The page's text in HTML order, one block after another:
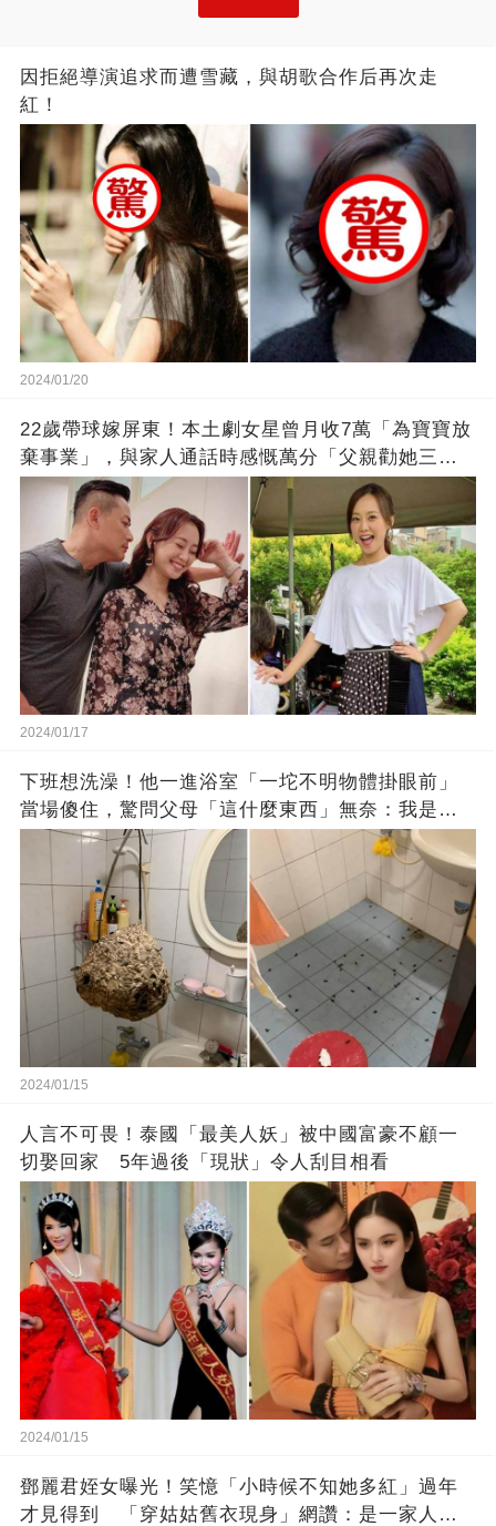
因拒絕導演追求而遭雪藏，與胡歌合作后再次走
紅！
2024/01/20
22歲帶球嫁屏東！本土劇女星曾月收7萬「為寶寶放
棄事業」，與家人通話時感慨萬分「父親勸她三
思」：只有過一次眼淚
2024/01/17
下班想洗澡！他一進浴室「一坨不明物體掛眼前」
當場傻住，驚問父母「這什麼東西」無奈：我是親
生的嗎？
2024/01/15
人言不可畏！泰國「最美人妖」被中國富豪不顧一
切娶回家 5年過後「現狀」令人刮目相看
2024/01/15
鄧麗君姪女曝光！笑憶「小時候不知她多紅」過年
才見得到 「穿姑姑舊衣現身」網讚：是一家人沒